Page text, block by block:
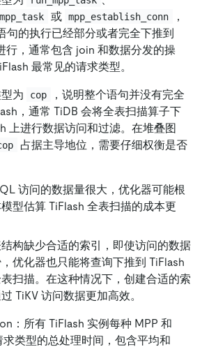
或 mpp_establish_conn
，
句的执行已经部分或者完全下推到
行，通常包含 join 和数据分发的操
最常见的请求类型。
为 cop
，说明整个语句并没有完全
，通常 TiDB 会将全表扫描算子下
上进行数据访问和过滤。在堆叠图
占据主导地位，需要仔细权衡是否
访问的数据量很大，优化器可能根
型估算 TiFlash 全表扫描的成本更
构缺少合适的索引，即使访问的数据
优化器也只能将查询下推到 TiFlash
扫描。在这种情况下，创建合适的索
TiKV 访问数据更加高效。
：所有 TiFlash 实例每种 MPP 和
类型的总处理时间，包含平均和